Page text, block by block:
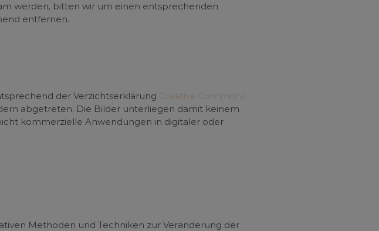
werden, bitten wir um einen entsprechenden
entfernen.
der Verzichtserklärung Creative Commons
abgetreten. Die Bilder unterliegen damit keinem
kommerzielle Anwendungen in digitaler oder
Methoden und Techniken zur Veränderung der